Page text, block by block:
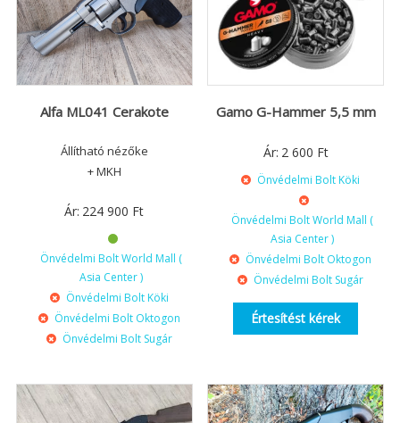
Alfa ML041 Cerakote
Állítható nézőke
+ MKH
Ár: 224 900 Ft
Önvédelmi Bolt World Mall (
Asia Center )
Önvédelmi Bolt Köki
Önvédelmi Bolt Oktogon
Önvédelmi Bolt Sugár
Gamo G-Hammer 5,5 mm
Ár: 2 600 Ft
Önvédelmi Bolt Köki
Önvédelmi Bolt World Mall (
Asia Center )
Önvédelmi Bolt Oktogon
Önvédelmi Bolt Sugár
Értesítést kérek